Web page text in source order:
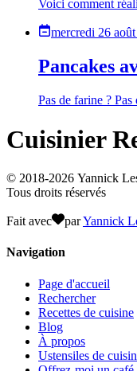
Voici comment
mercredi 26
Pancakes
Pas de farine ?
Cuisinier
© 2018-2026 Yannick
Tous droits réservés
Fait avec parYannick
Navigation
Page d'accueil
Rechercher
Recettes de cuisine
Blog
À propos
Ustensiles de